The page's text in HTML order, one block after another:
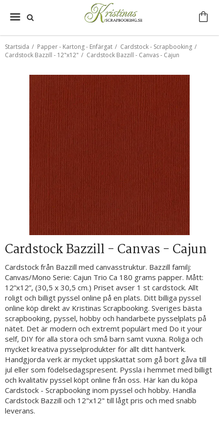
Startsida / Papper - Kartong - Enfärgat / Cardstock - Scrapbooking /
Cardstock Bazzill - 12"x12" / Cardstock Bazzill - Canvas - Cajun
Cardstock Bazzill - Canvas - Cajun
Cardstock från Bazzill med canvasstruktur. Bazzill familj:
Canvas/Mono Serie: Cajun Trio Ca 180 grams papper. Mått:
12”x12”, (30,5 x 30,5 cm.) Priset avser 1 st cardstock. Allt
roligt och billigt pyssel online på en plats. Ditt billiga pyssel
online köp direkt av Kristinas Scrapbooking. Sveriges bästa
scrapbooking, pyssel, hobby och handarbete pysselplats på
nätet. Det är modern och extremt populärt med Do it your
self, DIY för alla stora och små barn samt vuxna. Roliga och
mycket kreativa pysselprodukter för allt ditt hantverk.
Handgjorda verk är mycket uppskattat som gå bort gåva till
jul eller som födelsedagspresent. Pyssla i hemmet med billigt
och kvalitativ pyssel köpt online från oss. Här kan du köpa
Cardstock - Scrapbooking inom pyssel och hobby. Handla
Cardstock Bazzill och 12"x12" till lågt pris och med snabb
leverans.